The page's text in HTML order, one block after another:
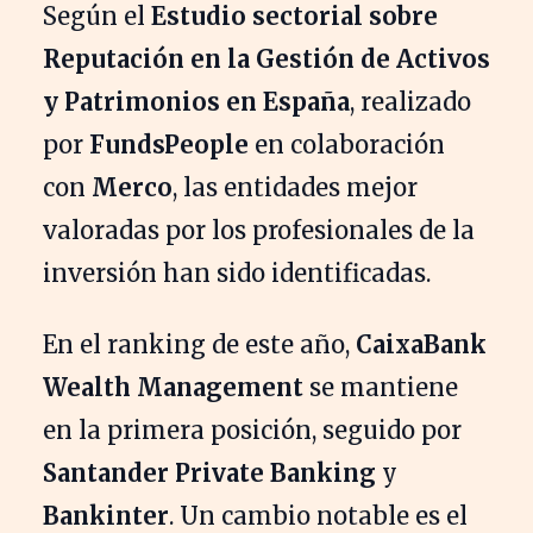
Según el Estudio sectorial sobre
Reputación en la Gestión de Activos
y Patrimonios en España, realizado
por FundsPeople en colaboración
con Merco, las entidades mejor
valoradas por los profesionales de la
inversión han sido identificadas.
En el ranking de este año, CaixaBank
Wealth Management se mantiene
en la primera posición, seguido por
Santander Private Banking y
Bankinter. Un cambio notable es el